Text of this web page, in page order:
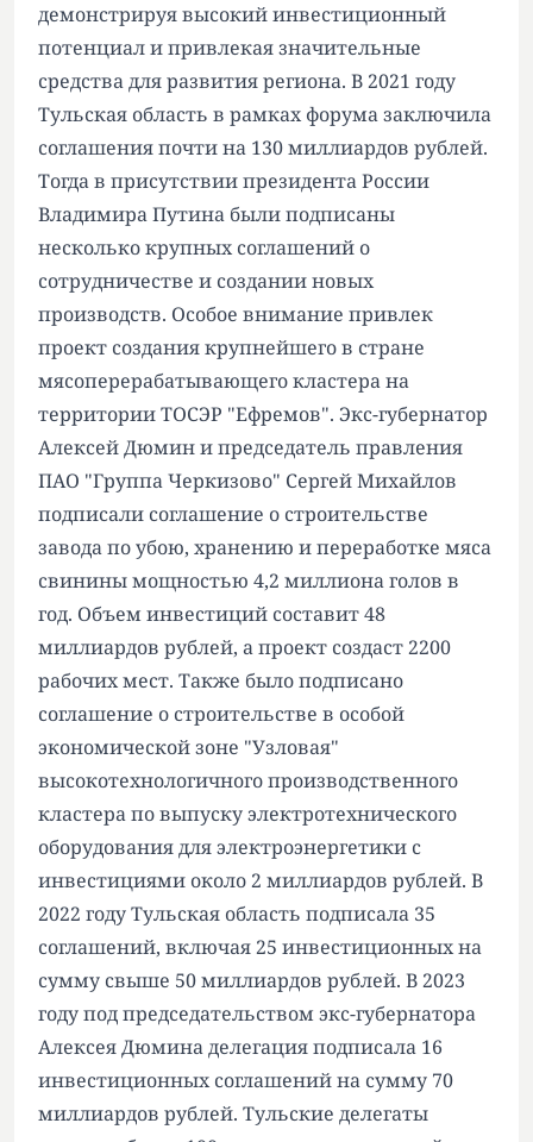
демонстрируя высокий инвестиционный
потенциал и привлекая значительные
средства для развития региона. В 2021 году
Тульская область в рамках форума заключила
соглашения почти на 130 миллиардов рублей.
Тогда в присутствии президента России
Владимира Путина были подписаны
несколько крупных соглашений о
сотрудничестве и создании новых
производств. Особое внимание привлек
проект создания крупнейшего в стране
мясоперерабатывающего кластера на
территории ТОСЭР "Ефремов". Экс-губернатор
Алексей Дюмин и председатель правления
ПАО "Группа Черкизово" Сергей Михайлов
подписали соглашение о строительстве
завода по убою, хранению и переработке мяса
свинины мощностью 4,2 миллиона голов в
год. Объем инвестиций составит 48
миллиардов рублей, а проект создаст 2200
рабочих мест. Также было подписано
соглашение о строительстве в особой
экономической зоне "Узловая"
высокотехнологичного производственного
кластера по выпуску электротехнического
оборудования для электроэнергетики с
инвестициями около 2 миллиардов рублей. В
2022 году Тульская область подписала 35
соглашений, включая 25 инвестиционных на
сумму свыше 50 миллиардов рублей. В 2023
году под председательством экс-губернатора
Алексея Дюмина делегация подписала 16
инвестиционных соглашений на сумму 70
миллиардов рублей. Тульские делегаты